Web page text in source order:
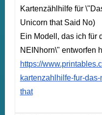
Kartenzählhilfe für
Unicorn that Said No)
Ein Modell, das ich für
NEINhorn\" entworfen
https://
kartenzahlhilfe-fur-
that